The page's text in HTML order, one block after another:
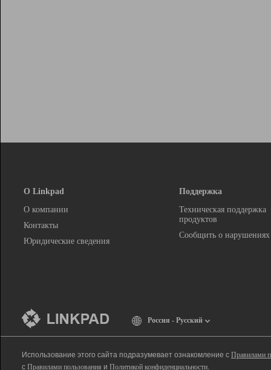
О Linkpad
О компании
Контакты
Юридические сведения
Поддержка
Техническая поддержка
продуктов
Сообщить о нарушениях
Россия - Русский
Использование этого сайта подразумевает ознакомление с Правилами
с Правилами пользования и Политикой конфиденциальности.